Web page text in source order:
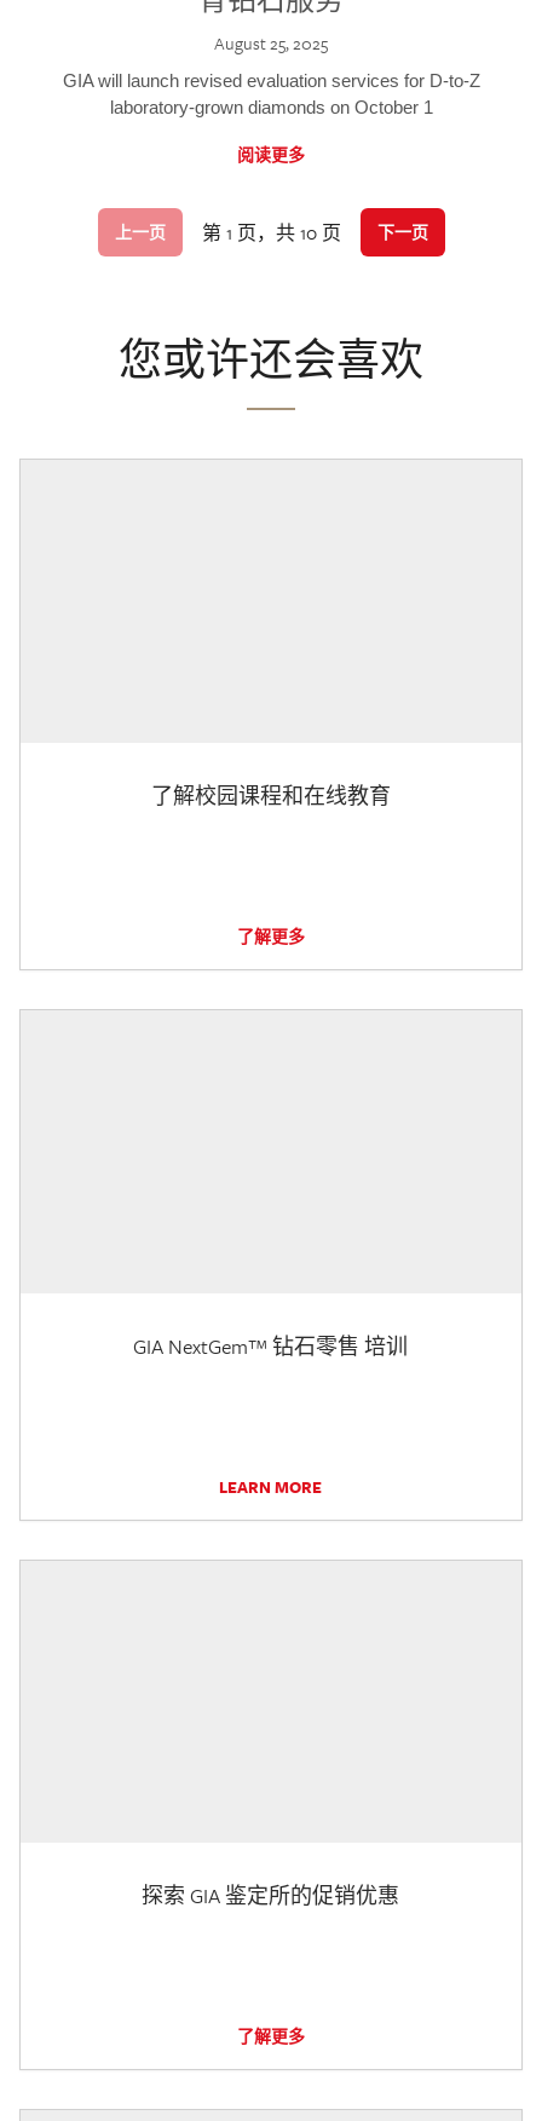
August 25, 2025
GIA will launch revised evaluation services for D-to-Z
laboratory-grown diamonds on October 1
阅读更多
上一页 第 1 页，共 10 页 下一页
您或许还会喜欢
了解校园课程和在线教育
了解更多
GIA NextGem™ 钻石零售 培训
LEARN MORE
探索 GIA 鉴定所的促销优惠
了解更多